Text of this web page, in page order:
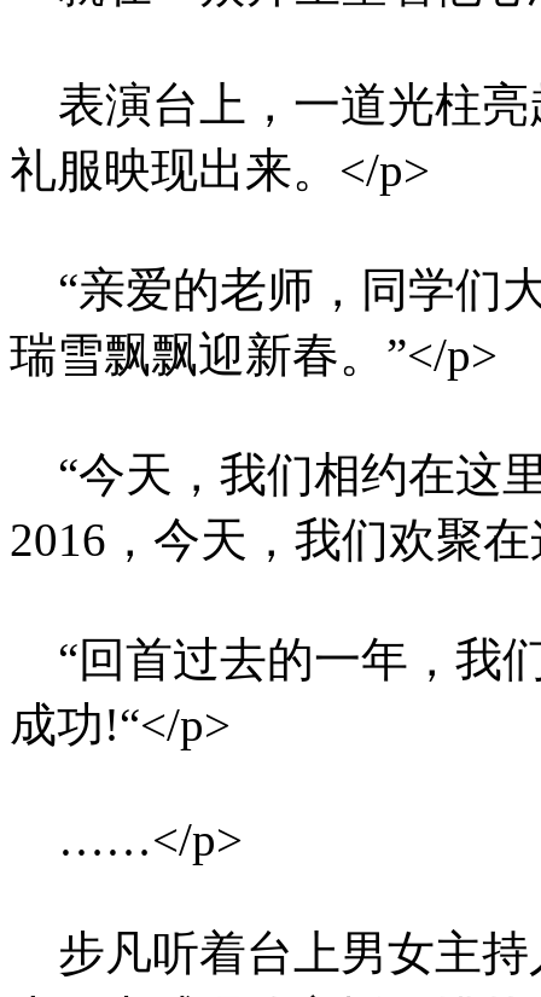
表演台上，一道光柱亮
礼服映现出来。</p>
“亲爱的老师，同学们
瑞雪飘飘迎新春。”</p>
“今天，我们相约在这
2016，今天，我们欢聚
“回首过去的一年，我
成功!“</p>
……</p>
步凡听着台上男女主持